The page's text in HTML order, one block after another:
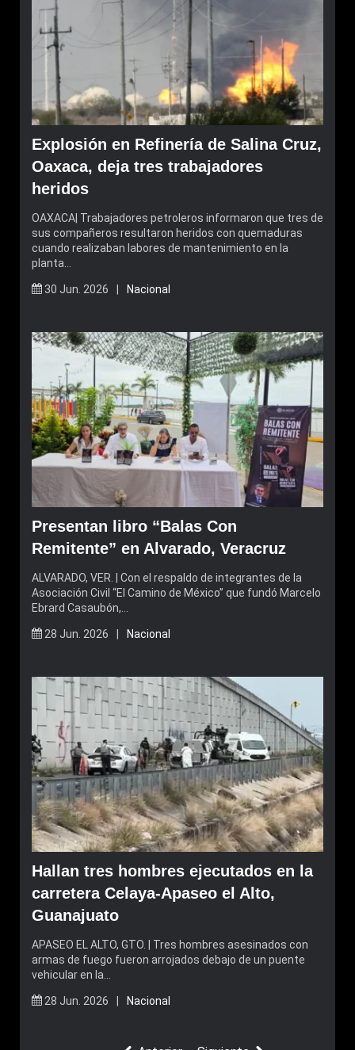
Explosión en Refinería de Salina Cruz,
Oaxaca, deja tres trabajadores
heridos
OAXACA| Trabajadores petroleros informaron que tres de
sus compañeros resultaron heridos con quemaduras
cuando realizaban labores de mantenimiento en la
planta…
30 Jun. 2026 | Nacional
Presentan libro “Balas Con
Remitente” en Alvarado, Veracruz
ALVARADO, VER. | Con el respaldo de integrantes de la
Asociación Civil “El Camino de México” que fundó Marcelo
Ebrard Casaubón,…
28 Jun. 2026 | Nacional
Hallan tres hombres ejecutados en la
carretera Celaya-Apaseo el Alto,
Guanajuato
APASEO EL ALTO, GTO. | Tres hombres asesinados con
armas de fuego fueron arrojados debajo de un puente
vehicular en la…
28 Jun. 2026 | Nacional